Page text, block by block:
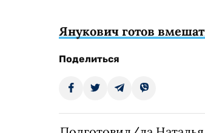
Янукович готов
Поделиться